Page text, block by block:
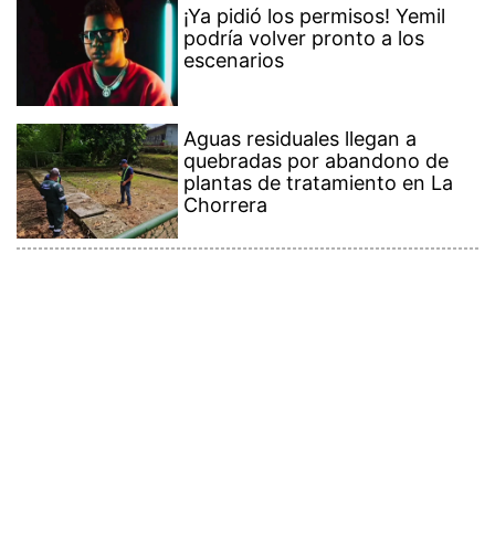
¡Ya pidió los permisos! Yemil
podría volver pronto a los
escenarios
Aguas residuales llegan a
quebradas por abandono de
plantas de tratamiento en La
Chorrera